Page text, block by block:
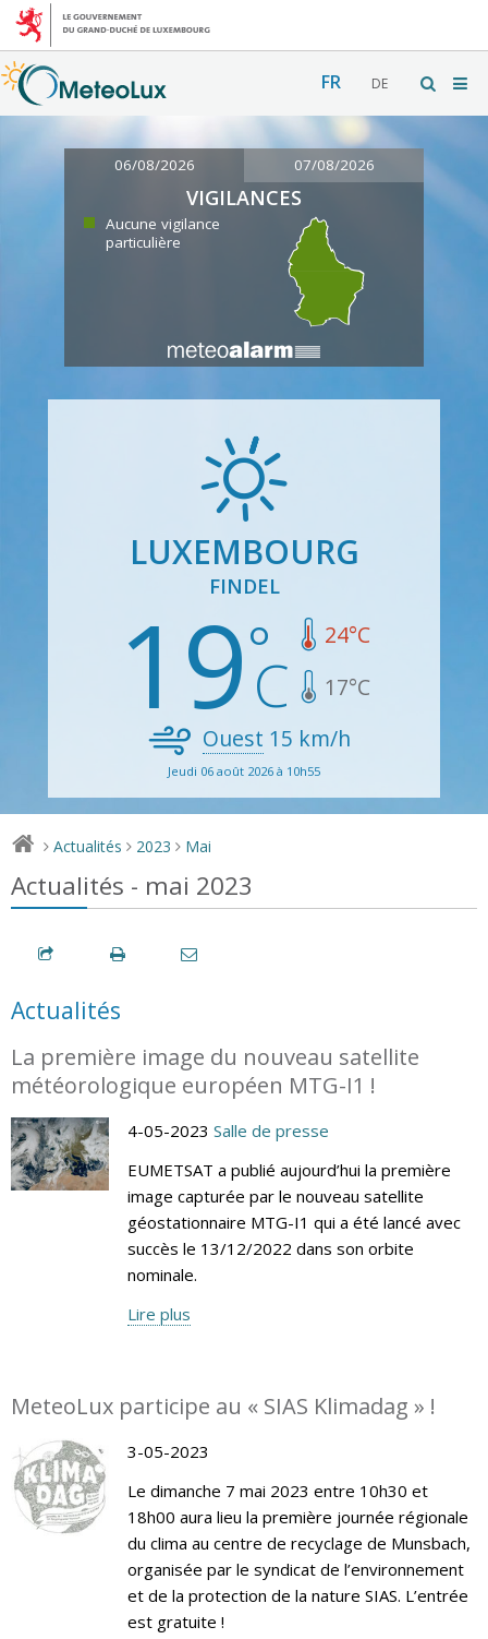
FR DE
06/08/2026 07/08/2026
VIGILANCES
Aucune vigilance
particulière
LUXEMBOURG
FINDEL
19 24°C
17°C
Ouest 15 km/h
Jeudi 06 août 2026 à 10h55
> Actualités > 2023 > Mai
Actualités - mai 2023
Actualités
La première image du nouveau satellite
météorologique européen MTG-I1 !
4-05-2023 Salle de presse
EUMETSAT a publié aujourd’hui la première
image capturée par le nouveau satellite
géostationnaire MTG-I1 qui a été lancé avec
succès le 13/12/2022 dans son orbite
nominale.
Lire plus
MeteoLux participe au « SIAS Klimadag » !
3-05-2023
Le dimanche 7 mai 2023 entre 10h30 et
18h00 aura lieu la première journée régionale
du clima au centre de recyclage de Munsbach,
organisée par le syndicat de l’environnement
et de la protection de la nature SIAS. L’entrée
est gratuite !